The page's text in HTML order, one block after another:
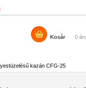
Kosár 0
kazán CFG-25